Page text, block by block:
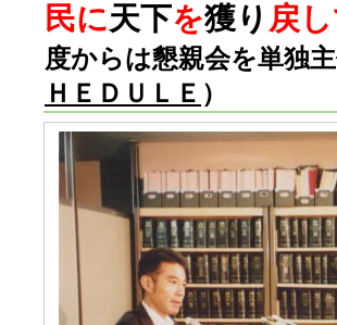
民に天下を獲り 戻
度からは懇親会を単独
ＨＥＤＵＬＥ ）